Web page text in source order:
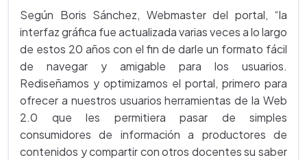
Según Boris Sánchez, Webmaster del portal, “la
interfaz gráfica fue actualizada varias veces a lo largo
de estos 20 años con el fin de darle un formato fácil
de navegar y amigable para los usuarios.
Rediseñamos y optimizamos el portal, primero para
ofrecer a nuestros usuarios herramientas de la Web
2.0 que les permitiera pasar de simples
consumidores de información a productores de
contenidos y compartir con otros docentes su saber